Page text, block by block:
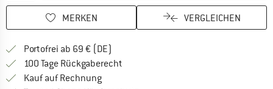
MERKEN VERGLEICHEN
Portofrei ab 69 € (DE)
100 Tage Rückgaberecht
Kauf auf RechnungFinde die Zahlungs-Infos hier! Öffnet